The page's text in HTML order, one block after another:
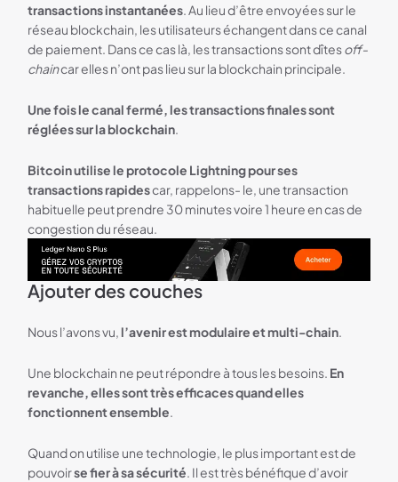
transactions instantanées. Au lieu d’être envoyées sur le
réseau blockchain, les utilisateurs échangent dans ce canal
de paiement. Dans ce cas là, les transactions sont dîtesoff-
chaincar elles n’ont pas lieu sur la blockchain principale.
Une fois le canal fermé, les transactions finales sont
réglées sur la blockchain.
Bitcoin utilise le protocole Lightning pour ses
transactions rapidescar, rappelons- le, une transaction
habituelle peut prendre 30 minutes voire 1 heure en cas de
congestion du réseau.
Bannière Ledger
Ajouter des couches
Nous l’avons vu, l’avenir est modulaire et multi-chain.
Une blockchain ne peut répondre à tous les besoins. En
revanche, elles sont très efficaces quand elles
fonctionnent ensemble.
Quand on utilise une technologie, le plus important est de
pouvoirse fier à sa sécurité. Il est très bénéfique d’avoir